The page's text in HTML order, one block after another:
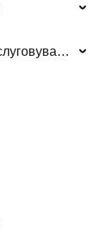
Технічне обслуговування/оновлення системи